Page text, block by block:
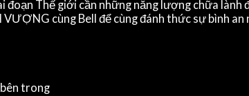
Thế giới cần những năng lượng chữa
cùng Bell để cùng đánh thức sự bình
trong